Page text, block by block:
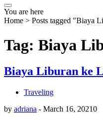
You are here
Home > Posts tagged "Biaya
Tag: Biaya
Biaya Liburan ke
Traveling
by adriana - March 16, 20210